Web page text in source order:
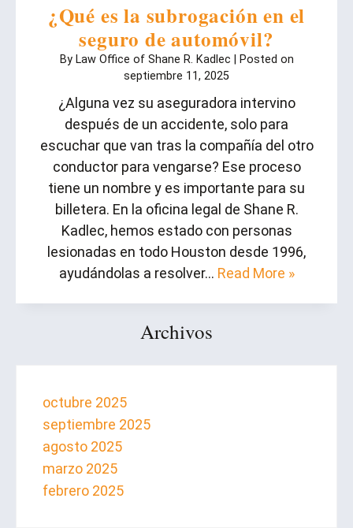
¿Qué es la subrogación en el
seguro de automóvil?
By Law Office of Shane R. Kadlec
Posted on
septiembre 11, 2025
¿Alguna vez su aseguradora intervino
después de un accidente, solo para
escuchar que van tras la compañía del otro
conductor para vengarse? Ese proceso
tiene un nombre y es importante para su
billetera. En la oficina legal de Shane R.
Kadlec, hemos estado con personas
lesionadas en todo Houston desde 1996,
ayudándolas a resolver… Read More »
Archivos
octubre 2025
septiembre 2025
agosto 2025
marzo 2025
febrero 2025